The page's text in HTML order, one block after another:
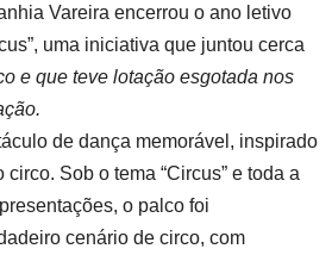
Vareira encerrou o ano letivo
uma iniciativa que juntou cerca
e que teve lotação esgotada nos
de dança memorável, inspirado
Sob o tema “Circus” e toda a
o palco foi
cenário de circo, com